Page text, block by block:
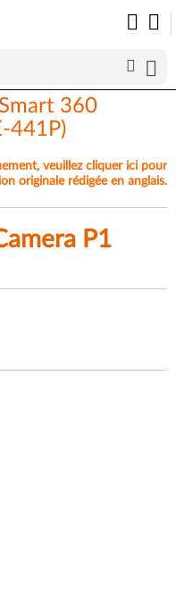
360
441P)
veuillez cliquer ici pour
originale rédigée en anglais.
P1